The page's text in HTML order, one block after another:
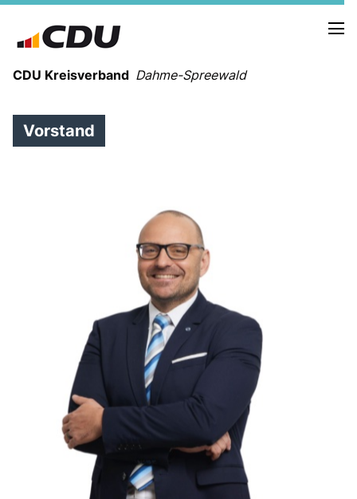
CDU Kreisverband Dahme-Spreewald
CDU VOR ORT
KREISTAG
Bundestag
Landtag
Mitmachen
SPENDEN
Vorstand